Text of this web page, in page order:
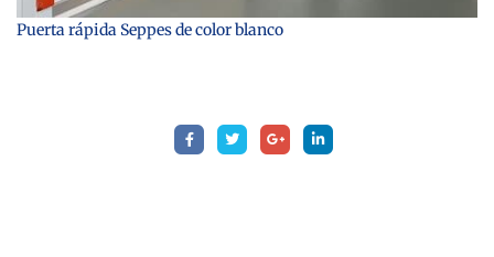
Puerta rápida Seppes de color blanco